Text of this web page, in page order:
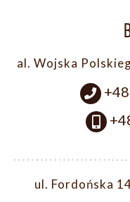
al. Wojska
ul. Fordońska